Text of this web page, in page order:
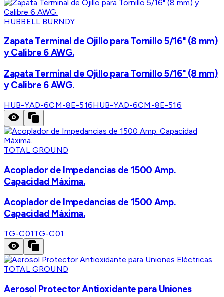
HUBBELL BURNDY
Zapata Terminal de Ojillo para Tornillo 5/16" (8 mm)
y Calibre 6 AWG.
Zapata Terminal de Ojillo para Tornillo 5/16" (8 mm)
y Calibre 6 AWG.
HUB-YAD-6CM-8E-516HUB-YAD-6CM-8E-516
TOTAL GROUND
Acoplador de Impedancias de 1500 Amp.
Capacidad Máxima.
Acoplador de Impedancias de 1500 Amp.
Capacidad Máxima.
TG-C01TG-C01
TOTAL GROUND
Aerosol Protector Antioxidante para Uniones